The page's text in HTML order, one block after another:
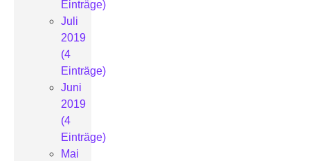
Einträge)
Juli
2019
(4
Einträge)
Juni
2019
(4
Einträge)
Mai